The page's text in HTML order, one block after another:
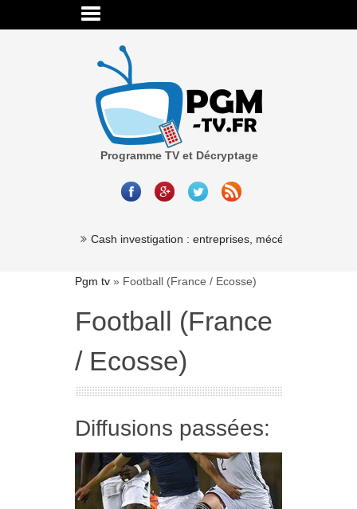
Programme TV et Décryptage
Cash investigation : entreprises, mécénat,
Pgm tv » Football (France / Ecosse)
Football (France
/ Ecosse)
Diffusions passées: